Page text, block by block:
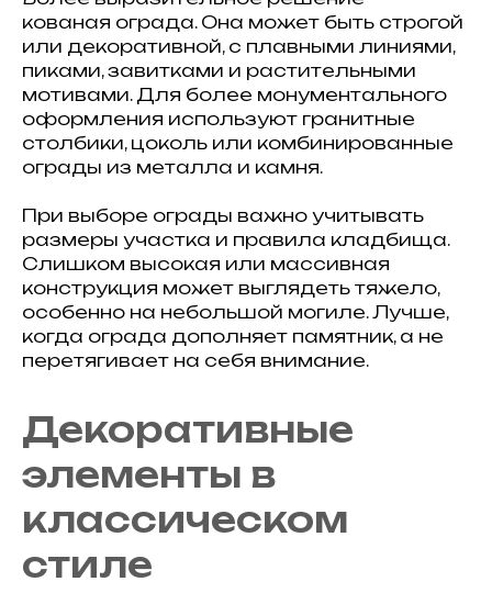
кованая ограда. Она может быть строгой
или декоративной, с плавными линиями,
пиками, завитками и растительными
мотивами. Для более монументального
оформления используют гранитные
столбики, цоколь или комбинированные
ограды из металла и камня.
При выборе ограды важно учитывать
размеры участка и правила кладбища.
Слишком высокая или массивная
конструкция может выглядеть тяжело,
особенно на небольшой могиле. Лучше,
когда ограда дополняет памятник, а не
перетягивает на себя внимание.
Декоративные
элементы в
классическом
стиле